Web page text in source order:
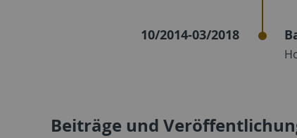
10/2014-03/2018
Beiträge und